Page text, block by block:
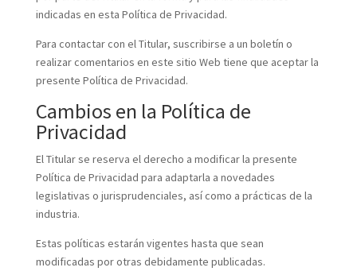
indicadas en esta Política de Privacidad.
Para contactar con el Titular, suscribirse a un boletín o
realizar comentarios en este sitio Web tiene que aceptar la
presente Política de Privacidad.
Cambios en la Política de
Privacidad
El Titular se reserva el derecho a modificar la presente
Política de Privacidad para adaptarla a novedades
legislativas o jurisprudenciales, así como a prácticas de la
industria.
Estas políticas estarán vigentes hasta que sean
modificadas por otras debidamente publicadas.